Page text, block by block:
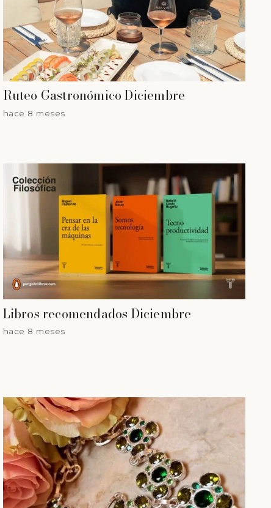
Ruteo Gastronómico Diciembre
hace 8 meses
Libros recomendados Diciembre
hace 8 meses